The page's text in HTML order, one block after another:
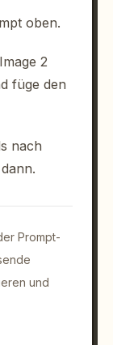
Das
reiner
und eine
oben.
2
füge den
nach
Prompt-
und